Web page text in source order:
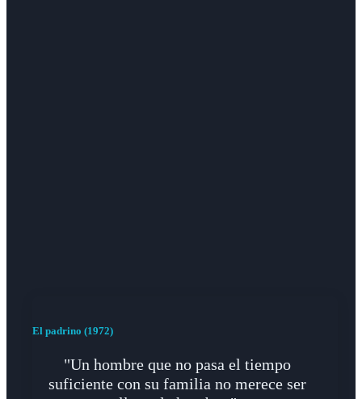
El padrino (1972)
"Un hombre que no pasa el tiempo
suficiente con su familia no merece ser